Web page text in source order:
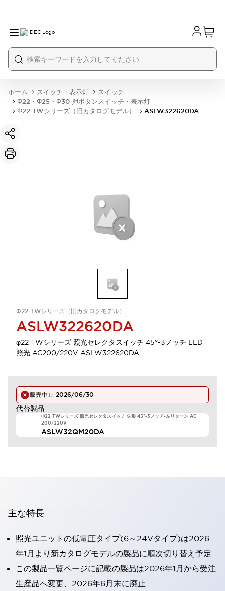
ホーム スイッチ・表示灯
スイッチ
Φ22・Φ25・Φ30 押ボタンスイッチ・表示灯
Φ22 TWシリーズ（旧カタログモデル）
ASLW322620DA
Φ22 TWシリーズ（旧カタログモデル）
ASLW322620DA
φ22 TWシリーズ 照光セレクタスイッチ 45°-3ノッチ LED
照光 AC200/220V ASLW322620DA
販売中止 2026/06/30
代替製品
Φ22 TWシリーズ 照光セレクタスイッチ 矢形 45°-3ノッチ-左リターン AC
200/220V
ASLW32QM20DA
主な特長
照光ユニットの低電圧タイプ(6～24Vタイプ)は2026
年1月より新カタログモデルの製品に順次切り替え予定
この製品一覧ページに記載の製品は2026年1月から受注
生産品へ変更、2026年6月末に廃止